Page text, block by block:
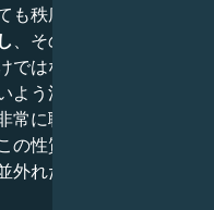
秩序を好む。彼らは
、その心で自分の感情
はなく、労力に見合
う注意する。
に聡明で、集中力が
性質は、芸術的、科
れた成果を上げるた